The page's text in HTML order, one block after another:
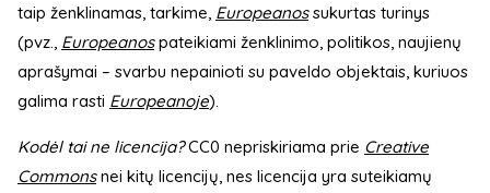
taip ženklinamas, tarkime, Europeanossukurtas turinys
(pvz., Europeanospateikiami ženklinimo, politikos, naujienų
aprašymai – svarbu nepainioti su paveldo objektais, kuriuos
galima rasti Europeanoje).
Kodėl tai ne licencija?CC0 nepriskiriama prie Creative
Commonsnei kitų licencijų, nes licencija yra suteikiamų